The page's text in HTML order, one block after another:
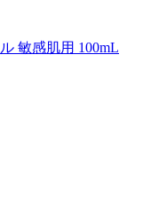
敏感肌用 100mL